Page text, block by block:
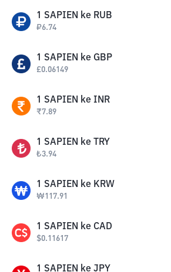
1 SAPIEN ke RUB
₽6.74
1 SAPIEN ke GBP
£0.06149
1 SAPIEN ke INR
₹7.89
1 SAPIEN ke TRY
₺3.94
1 SAPIEN ke KRW
₩117.91
1 SAPIEN ke CAD
$0.11617
1 SAPIEN ke JPY